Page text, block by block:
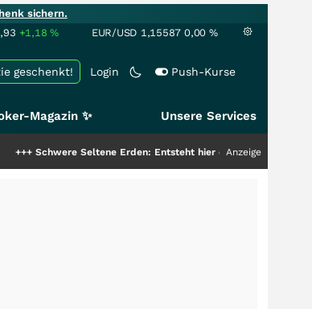
sichern.
+1,18% EUR/USD 1,15587 0,00 %
Login Push-Kurse
geschenkt!
Magazin ✨ Unsere Services
Seltene Erden: Entsteht hier die nächste Milliardenstory?
Anzeige